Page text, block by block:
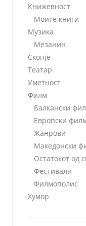
Книжевност
Моите книги
Музика
Мезанин
Скопје
Театар
Уметност
Филм
Балкански
Европски
Жанрови
Македонски
Остатокот од
Фестивали
Филмополис
Хумор